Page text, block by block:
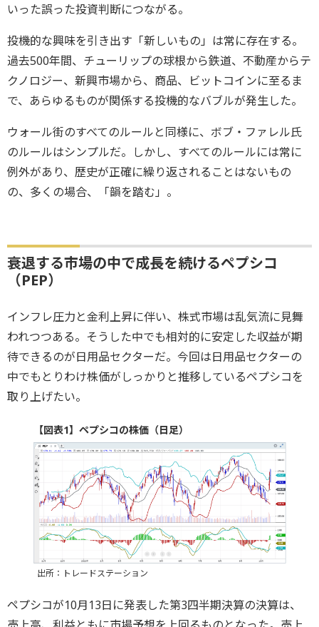
いった誤った投資判断につながる。
投機的な興味を引き出す「新しいもの」は常に存在する。
過去500年間、チューリップの球根から鉄道、不動産からテ
クノロジー、新興市場から、商品、ビットコインに至るま
で、あらゆるものが関係する投機的なバブルが発生した。
ウォール街のすべてのルールと同様に、ボブ・ファレル氏
のルールはシンプルだ。しかし、すべてのルールには常に
例外があり、歴史が正確に繰り返されることはないもの
の、多くの場合、「韻を踏む」。
衰退する市場の中で成長を続けるペプシコ
（PEP）
インフレ圧力と金利上昇に伴い、株式市場は乱気流に見舞
われつつある。そうした中でも相対的に安定した収益が期
待できるのが日用品セクターだ。今回は日用品セクターの
中でもとりわけ株価がしっかりと推移しているペプシコを
取り上げたい。
【図表1】ペプシコの株価（日足）
出所：トレードステーション
ペプシコが10月13日に発表した第3四半期決算の決算は、